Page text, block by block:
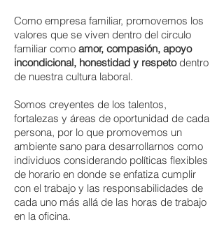
Como empresa familiar, promovemos los
valores que se viven dentro del circulo
familiar como amor, compasión, apoyo
incondicional, honestidad y respetodentro
de nuestra cultura laboral.
Somos creyentes de los talentos,
fortalezas y áreas de oportunidad de cada
persona, por lo que promovemos un
ambiente sano para desarrollarnos como
individuos considerando políticas flexibles
de horario en donde se enfatiza cumplir
con el trabajo y las responsabilidades de
cada uno más allá de las horas de trabajo
en la oficina.